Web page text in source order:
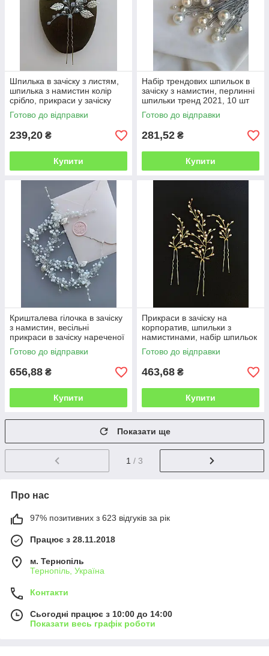
Шпилька в зачіску з листям,
шпилька з намистин колір
срібло, прикраси у зачіску
Готово до відправки
239,20 ₴
Купити
Набір трендових шпильок в
зачіску з намистин, перлинні
шпильки тренд 2021, 10 шт
Готово до відправки
281,52 ₴
Купити
Кришталева гілочка в зачіску
з намистин, весільні
прикраси в зачіску нареченої
білого кольору
Готово до відправки
656,88 ₴
Купити
Прикраси в зачіску на
корпоратив, шпильки з
намистинами, набір шпильок
золотого кольору Ksenija
Vitali
Готово до відправки
463,68 ₴
Купити
Показати ще
1 / 3
Про нас
97% позитивних з 623 відгуків за рік
Працює з 28.11.2018
м. Тернопіль
Тернопіль, Україна
Контакти
Сьогодні працює з 10:00 до 14:00
Показати весь графік роботи